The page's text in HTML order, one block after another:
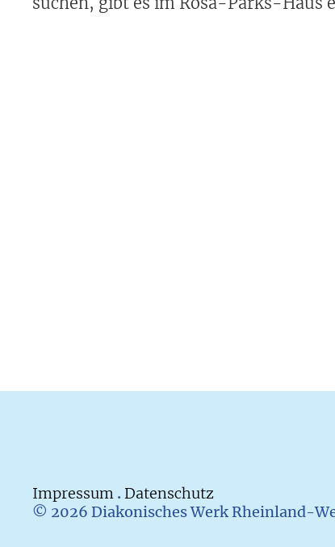
Impressum . Datenschutz
© 2026 Diakonisches Werk Rheinland-